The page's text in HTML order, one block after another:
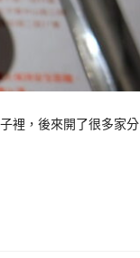
裡，後來開了很多家分